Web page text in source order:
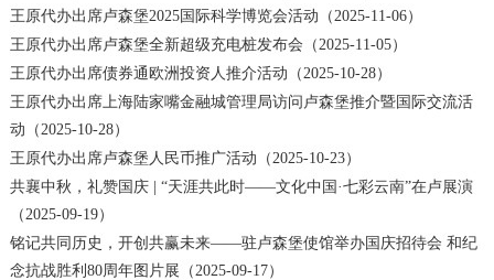
王原代办出席卢森堡2025国际科学博览会活动（2025-11-06）
王原代办出席卢森堡全新超级充电桩发布会（2025-11-05）
王原代办出席债券通欧洲投资人推介活动（2025-10-28）
王原代办出席上海陆家嘴金融城管理局访问卢森堡推介暨国际交流活
动（2025-10-28）
王原代办出席卢森堡人民币推广活动（2025-10-23）
共襄中秋，礼赞国庆 | “天涯共此时——文化中国·七彩云南”在卢展演
（2025-09-19）
铭记共同历史，开创共赢未来——驻卢森堡使馆举办国庆招待会 和纪
念抗战胜利80周年图片展（2025-09-17）